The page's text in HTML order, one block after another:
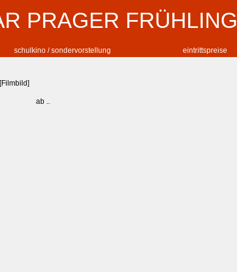
PRAGER FRÜHLING
schulkino / sondervorstellung eintrittspreise
ab ..